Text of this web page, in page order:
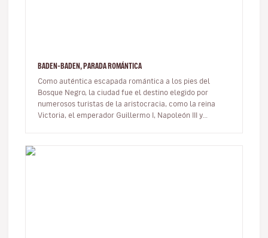
BADEN-BADEN, PARADA ROMÁNTICA
Como auténtica escapada romántica a los pies del
Bosque Negro, la ciudad fue el destino elegido por
numerosos turistas de la aristocracia, como la reina
Victoria, el emperador Guillermo I, Napoleón III y